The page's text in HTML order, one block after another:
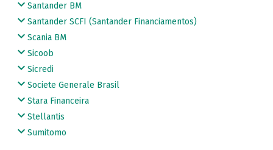
Santander BM
Santander SCFI (Santander Financiamentos)
Scania BM
Sicoob
Sicredi
Societe Generale Brasil
Stara Financeira
Stellantis
Sumitomo